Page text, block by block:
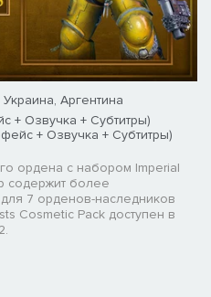
Украина, Аргентина
+ Озвучка + Субтитры)
+ Озвучка + Субтитры)
ордена с набором Imperial
содержит более
7 орденов-наследников
Cosmetic Pack доступен в